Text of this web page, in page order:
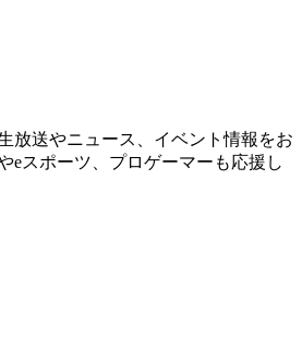
放送やニュース、イベント情報をお
eスポーツ、プロゲーマーも応援し